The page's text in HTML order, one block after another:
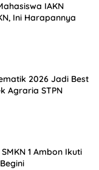
IAKN
Ini Harapannya
2026 Jadi Best
Agraria STPN
1 Ambon Ikuti